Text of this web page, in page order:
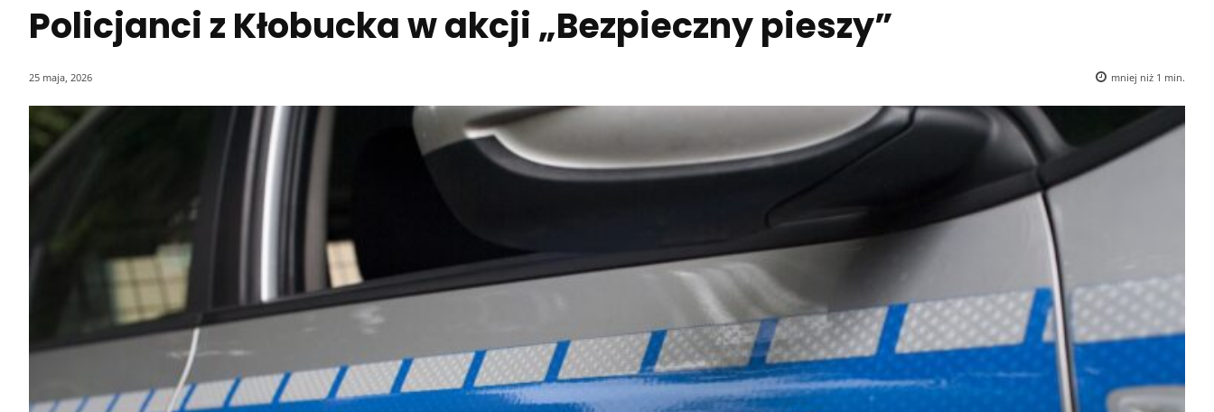
Policjanci z Kłobucka w akcji „Bezpieczny pieszy”
25 maja, 2026 mniej niż 1 min.